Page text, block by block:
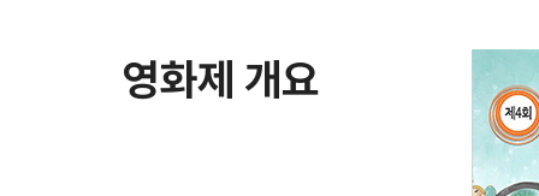
영화제 개요